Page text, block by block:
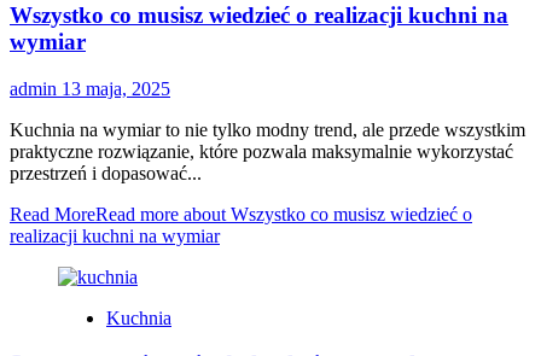
Wszystko co musisz wiedzieć o realizacji kuchni na
wymiar
admin 13 maja, 2025
Kuchnia na wymiar to nie tylko modny trend, ale przede wszystkim
praktyczne rozwiązanie, które pozwala maksymalnie wykorzystać
przestrzeń i dopasować...
Read MoreRead more about Wszystko co musisz wiedzieć o
realizacji kuchni na wymiar
Kuchnia